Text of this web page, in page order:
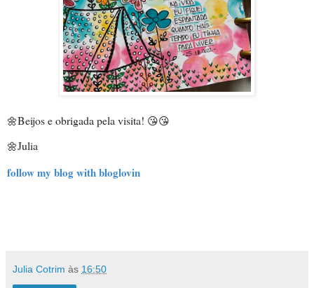
🌼Beijos e obrigada pela visita! 😘😘
🌼Julia
follow my blog with bloglovin
Julia Cotrim às 16:50